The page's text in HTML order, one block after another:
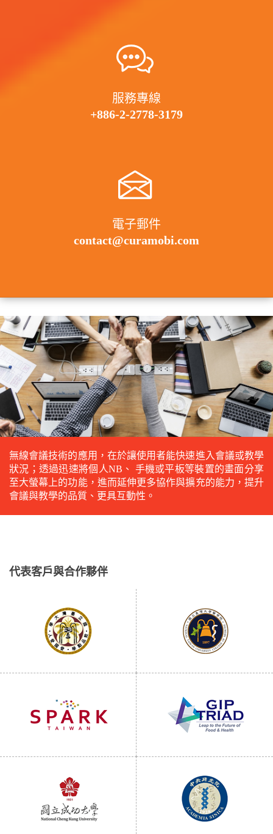
服務專線
+886-2-2778-3179
電子郵件
contact@curamobi.com
無線會議技術的應用，在於讓使用者能快速進入會議或教學
狀況；透過迅速將個人NB、 手機或平板等裝置的畫面分享
至大螢幕上的功能，進而延伸更多協作與擴充的能力，提升
會議與教學的品質、更具互動性。
代表客戶與合作夥伴